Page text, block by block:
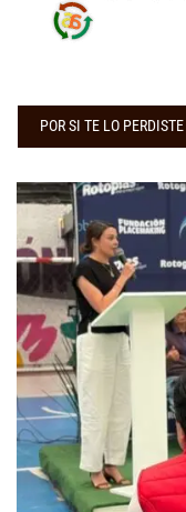
POR SI TE LO PERDISTE